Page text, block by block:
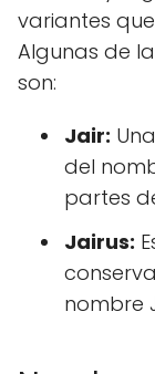
variantes
Algunas de
son:
Jair:
del
partes
Jairus:
nombre